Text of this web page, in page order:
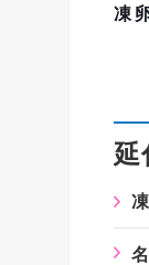
凍
延